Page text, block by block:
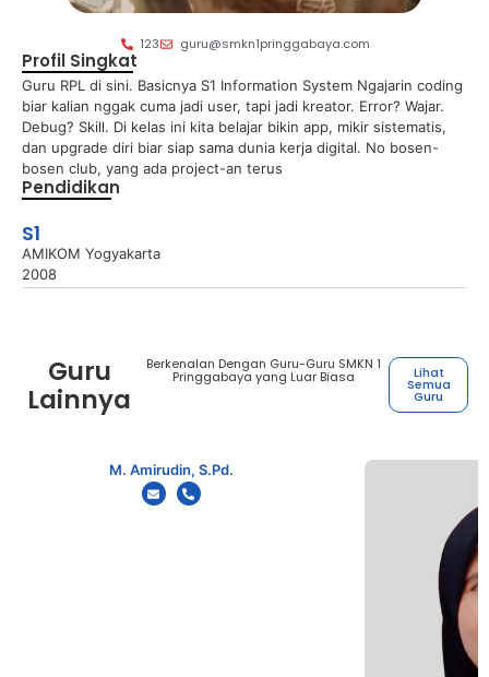
123 guru@smkn1pringgabaya.com
Profil Singkat
Guru RPL di sini. Basicnya S1 Information System Ngajarin coding
biar kalian nggak cuma jadi user, tapi jadi kreator. Error? Wajar.
Debug? Skill. Di kelas ini kita belajar bikin app, mikir sistematis,
dan upgrade diri biar siap sama dunia kerja digital. No bosen-
bosen club, yang ada project-an terus
Pendidikan
S1
AMIKOM Yogyakarta
2008
Guru
Lainnya
Berkenalan Dengan Guru-Guru SMKN 1
Pringgabaya yang Luar Biasa Lihat
Semua
Guru
M. Amirudin, S.Pd.